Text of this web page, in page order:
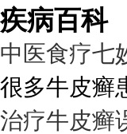
疾病百科
中医食疗七
很多牛皮癣
治疗牛皮癣